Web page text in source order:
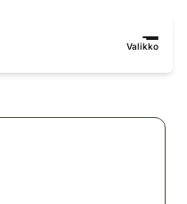
Valikko